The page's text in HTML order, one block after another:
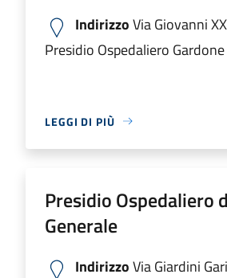
IndirizzoVia Giovanni
Presidio Ospedaliero Gardone
LEGGI DI PIÙ
Presidio Ospedaliero
Generale
IndirizzoVia Giardini